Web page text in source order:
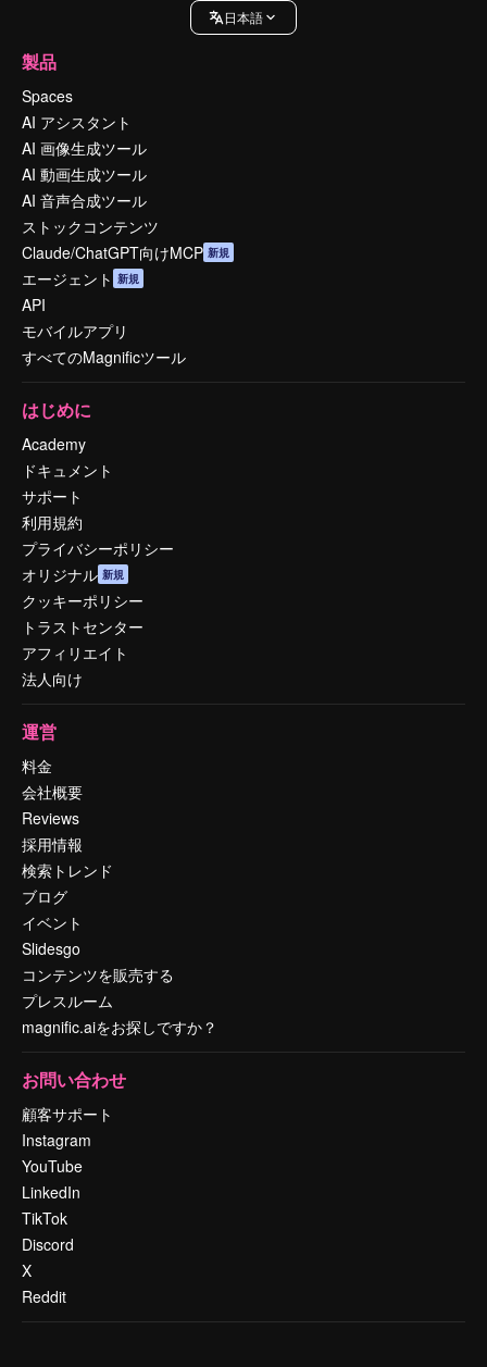
日本語
製品
Spaces
AI アシスタント
AI 画像生成ツール
AI 動画生成ツール
AI 音声合成ツール
ストックコンテンツ
Claude/ChatGPT向けMCP 新規
エージェント 新規
API
モバイルアプリ
すべてのMagnificツール
はじめに
Academy
ドキュメント
サポート
利用規約
プライバシーポリシー
オリジナル 新規
クッキーポリシー
トラストセンター
アフィリエイト
法人向け
運営
料金
会社概要
Reviews
採用情報
検索トレンド
ブログ
イベント
Slidesgo
コンテンツを販売する
プレスルーム
magnific.aiをお探しですか？
お問い合わせ
顧客サポート
Instagram
YouTube
LinkedIn
TikTok
Discord
X
Reddit